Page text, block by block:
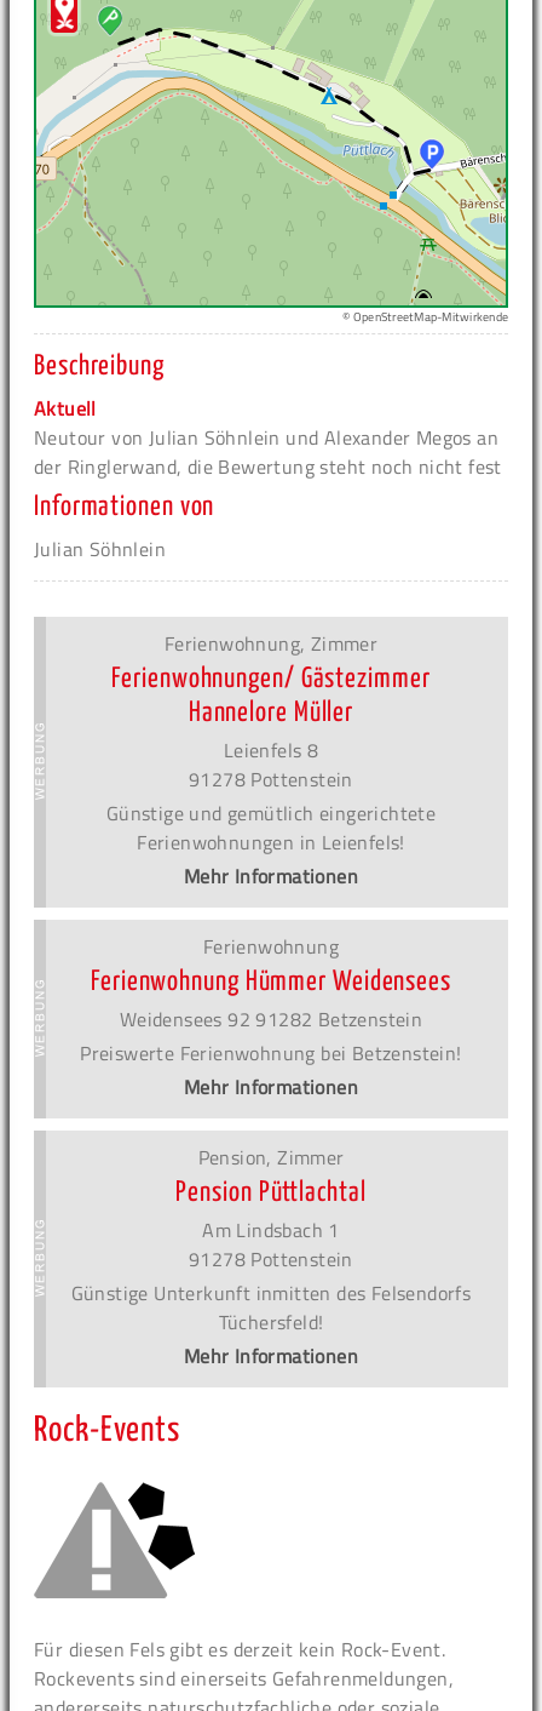
© OpenStreetMap-Mitwirkende
Beschreibung
Aktuell
Neutour von Julian Söhnlein und Alexander Megos an
der Ringlerwand, die Bewertung steht noch nicht fest
Informationen von
Julian Söhnlein
Ferienwohnung, Zimmer
Ferienwohnungen/ Gästezimmer
Hannelore Müller
Leienfels 8
91278 Pottenstein
Günstige und gemütlich eingerichtete
Ferienwohnungen in Leienfels!
Mehr Informationen
Ferienwohnung
Ferienwohnung Hümmer Weidensees
Weidensees 92 91282 Betzenstein
Preiswerte Ferienwohnung bei Betzenstein!
Mehr Informationen
Pension, Zimmer
Pension Püttlachtal
Am Lindsbach 1
91278 Pottenstein
Günstige Unterkunft inmitten des Felsendorfs
Tüchersfeld!
Mehr Informationen
Rock-Events
Für diesen Fels gibt es derzeit kein Rock-Event.
Rockevents sind einerseits Gefahrenmeldungen,